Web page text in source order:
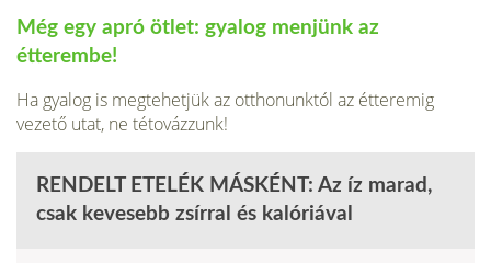
Még egy apró ötlet: gyalog menjünk az
étterembe!
Ha gyalog is megtehetjük az ottho­nunktól az étteremig
vezető utat, ne tétovázzunk!
RENDELT ETELÉK MÁSKÉNT: Az íz marad,
csak kevesebb zsírral és kalóriával